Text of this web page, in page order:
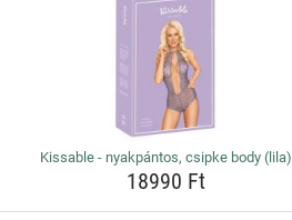
Kissable - nyakpántos, csipke body (lila)
18990 Ft